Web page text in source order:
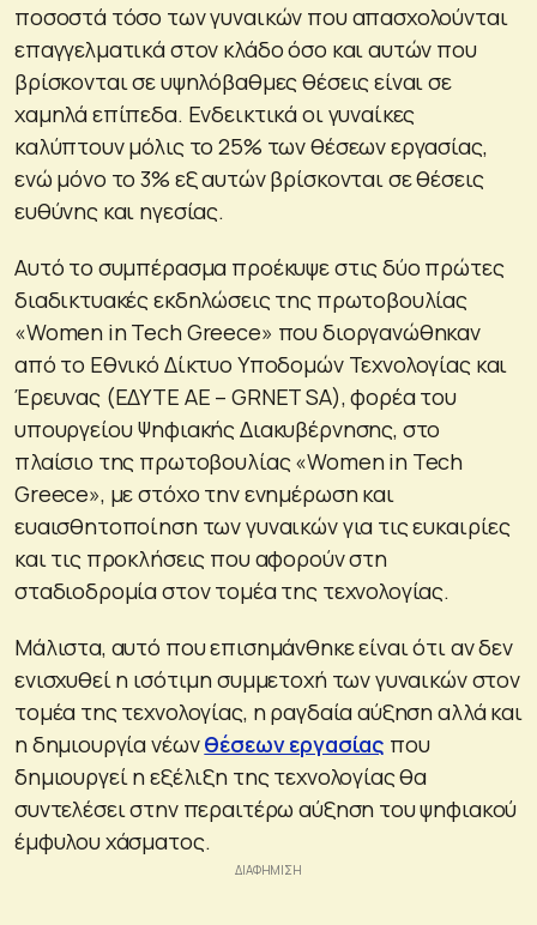
ποσοστά τόσο των γυναικών που απασχολούνται
επαγγελματικά στον κλάδο όσο και αυτών που
βρίσκονται σε υψηλόβαθμες θέσεις είναι σε
χαμηλά επίπεδα. Ενδεικτικά οι γυναίκες
καλύπτουν μόλις το 25% των θέσεων εργασίας,
ενώ μόνο το 3% εξ αυτών βρίσκονται σε θέσεις
ευθύνης και ηγεσίας.
Αυτό το συμπέρασμα προέκυψε στις δύο πρώτες
διαδικτυακές εκδηλώσεις της πρωτοβουλίας
«Women in Tech Greece» που διοργανώθηκαν
από το Εθνικό Δίκτυο Υποδομών Τεχνολογίας και
Έρευνας (ΕΔΥΤΕ ΑΕ – GRNET SA), φορέα του
υπουργείου Ψηφιακής Διακυβέρνησης, στο
πλαίσιο της πρωτοβουλίας «Women in Tech
Greece», με στόχο την ενημέρωση και
ευαισθητοποίηση των γυναικών για τις ευκαιρίες
και τις προκλήσεις που αφορούν στη
σταδιοδρομία στον τομέα της τεχνολογίας.
Μάλιστα, αυτό που επισημάνθηκε είναι ότι αν δεν
ενισχυθεί η ισότιμη συμμετοχή των γυναικών στον
τομέα της τεχνολογίας, η ραγδαία αύξηση αλλά και
η δημιουργία νέωνθέσεων εργασίας που
δημιουργεί η εξέλιξη της τεχνολογίας θα
συντελέσει στην περαιτέρω αύξηση του ψηφιακού
έμφυλου χάσματος.